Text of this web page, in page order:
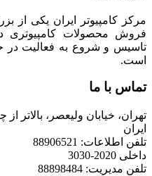
مرکز کامپیوتر ایران یکی از
است.
تماس با ما
تهران، خیابان ولیعصر، بالاتر از
ایران
تلفن اطلاعات: 88906521
داخلی 2020-3030
تلفن مدیریت: 88898484